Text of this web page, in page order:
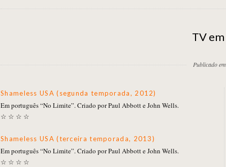
TV
Publicado
Shameless USA (segunda temporada, 2012)
Em português “No Limite”. Criado por Paul Abbott e John Wells.
☆ ☆ ☆ ☆
Shameless USA (terceira temporada, 2013)
Em português “No Limite”. Criado por Paul Abbott e John Wells.
☆ ☆ ☆ ☆